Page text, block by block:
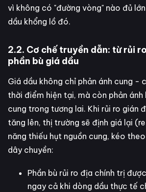
vì không có "đường vòng" nào đủ
dầu khổng lồ đó.
2.2. Cơ chế truyền dẫn: từ rủi
phần bù giá dầu
Giá dầu không chỉ phản ánh cung -
thời điểm hiện tại, mà còn phản ánh
cung trong tương lai. Khi rủi ro gián
tăng lên, thị trường sẽ định giá lại
năng thiếu hụt nguồn cung, kéo
dây chuyền:
Phần bù rủi ro địa chính trị
ngay cả khi dòng dầu thực tế